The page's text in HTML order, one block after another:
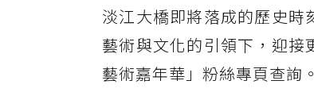
淡江大橋即將落成的歷史
藝術與文化的引領下，迎
藝術嘉年華」粉絲專頁查詢。